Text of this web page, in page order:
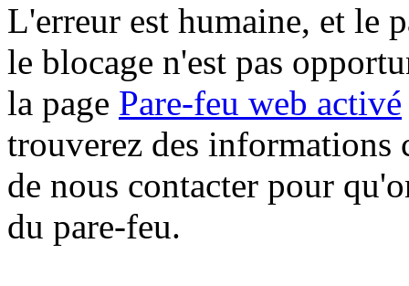
L'erreur est humaine, et le
le blocage n'est pas
la page Pare-feu web activé
trouverez des informations
de nous contacter pour
du pare-feu.